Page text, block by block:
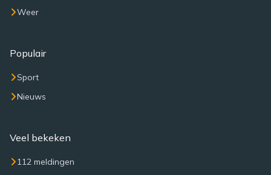
Weer
Populair
Sport
Nieuws
Veel bekeken
112 meldingen